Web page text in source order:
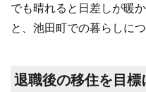
でも晴れると日差しが暖
と、池田町での暮らしに
退職後の移住を目